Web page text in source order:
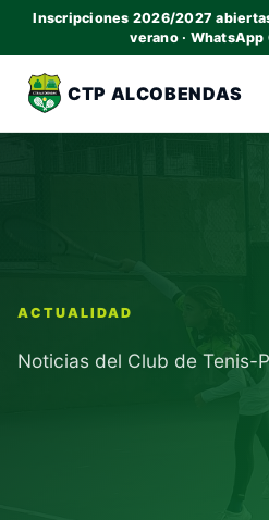
Inscripciones 2026/2027
verano ·
CTP ALCOBENDAS
ACTUALIDAD
Noticias del Club de Tenis-